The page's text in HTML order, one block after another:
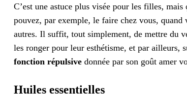
C’est une astuce plus visée pour les filles,
pouvez, par exemple, le faire chez vous, quand
autres. Il suffit, tout simplement, de mettre du
les ronger pour leur esthétisme, et par ailleurs,
fonction répulsive donnée par son goût amer
Huiles essentielles